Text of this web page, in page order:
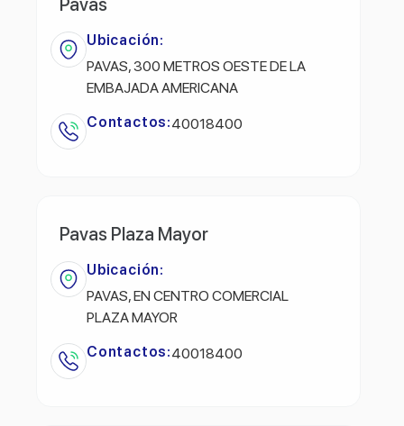
Pavas
Ubicación:
PAVAS, 300 METROS OESTE DE LA
EMBAJADA AMERICANA
Contactos:40018400
Pavas Plaza Mayor
Ubicación:
PAVAS, EN CENTRO COMERCIAL
PLAZA MAYOR
Contactos:40018400